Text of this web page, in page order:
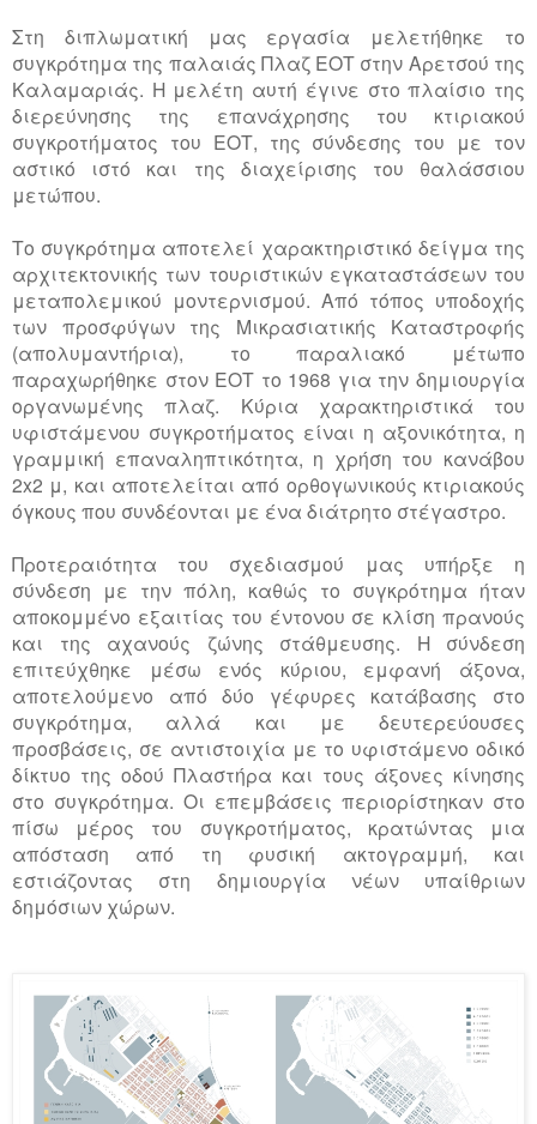
Στη διπλωματική μας εργασία μελετήθηκε το
συγκρότημα της παλαιάς Πλαζ ΕΟΤ στην Αρετσού της
Καλαμαριάς. Η μελέτη αυτή έγινε στο πλαίσιο της
διερεύνησης της επανάχρησης του κτιριακού
συγκροτήματος του ΕΟΤ, της σύνδεσης του με τον
αστικό ιστό και της διαχείρισης του θαλάσσιου
μετώπου.
Το συγκρότημα αποτελεί χαρακτηριστικό δείγμα της
αρχιτεκτονικής των τουριστικών εγκαταστάσεων του
μεταπολεμικού μοντερνισμού. Από τόπος υποδοχής
των προσφύγων της Μικρασιατικής Καταστροφής
(απολυμαντήρια), το παραλιακό μέτωπο
παραχωρήθηκε στον ΕΟΤ το 1968 για την δημιουργία
οργανωμένης πλαζ. Κύρια χαρακτηριστικά του
υφιστάμενου συγκροτήματος είναι η αξονικότητα, η
γραμμική επαναληπτικότητα, η χρήση του κανάβου
2x2 μ, και αποτελείται από ορθογωνικούς κτιριακούς
όγκους που συνδέονται με ένα διάτρητο στέγαστρο.
Προτεραιότητα του σχεδιασμού μας υπήρξε η
σύνδεση με την πόλη, καθώς το συγκρότημα ήταν
αποκομμένο εξαιτίας του έντονου σε κλίση πρανούς
και της αχανούς ζώνης στάθμευσης. Η σύνδεση
επιτεύχθηκε μέσω ενός κύριου, εμφανή άξονα,
αποτελούμενο από δύο γέφυρες κατάβασης στο
συγκρότημα, αλλά και με δευτερεύουσες
προσβάσεις, σε αντιστοιχία με το υφιστάμενο οδικό
δίκτυο της οδού Πλαστήρα και τους άξονες κίνησης
στο συγκρότημα. Οι επεμβάσεις περιορίστηκαν στο
πίσω μέρος του συγκροτήματος, κρατώντας μια
απόσταση από τη φυσική ακτογραμμή, και
εστιάζοντας στη δημιουργία νέων υπαίθριων
δημόσιων χώρων.